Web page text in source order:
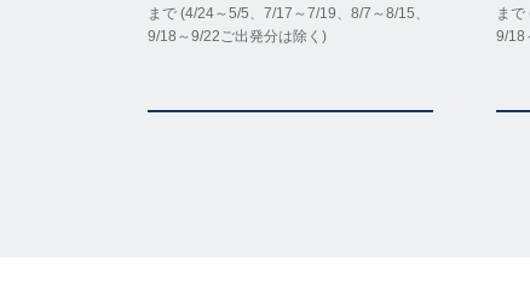
まで (4/24～5/5、7/17～7/19、8/7～8/15、
9/18～9/22ご出発分は除く)
まで
9/18